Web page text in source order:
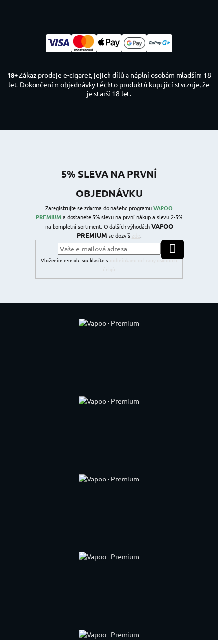
18+Zákaz prodeje e-cigaret, jejich dílů a náplní osobám mladším 18
let. Dokončením objednávky těchto produktů kupující stvrzuje, že
je starší 18 let.
5% SLEVA NA PRVNÍ
OBJEDNÁVKU
Zaregistrujte se zdarma do našeho programuVAPOO
PREMIUM a dostanete 5% slevu na první nákup a slevu 2-5%
na kompletní sortiment. O dalších výhodáchVAPOO
PREMIUM se dozvíš
Vložením e-mailu souhlasíte s
podmínkami ochrany osobních